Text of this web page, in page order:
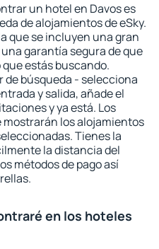
un hotel en Davos es
de alojamientos de eSky.
que se incluyen una gran
garantía segura de que
estás buscando.
de búsqueda - selecciona
y salida, añade el
y ya está. Los
mostrarán los alojamientos
Tienes la
la distancia del
métodos de pago así
en los hoteles